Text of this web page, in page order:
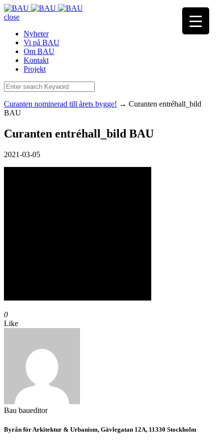
close
Nyheter
Vi på BAU
Om BAU
Kontakt
Projekt
Curanten nominerad till årets bygge! → Curanten entréhall_bild
BAU
Curanten entréhall_bild BAU
2021-03-05
0
Like
Bau baueditor
Byrån för Arkitektur & Urbanism, Gävlegatan 12A, 11330 Stockholm